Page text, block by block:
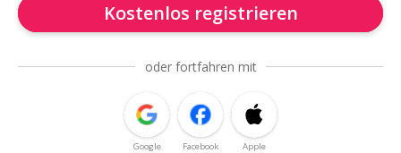
Kostenlos registrieren
oder fortfahren mit
Google Facebook Apple